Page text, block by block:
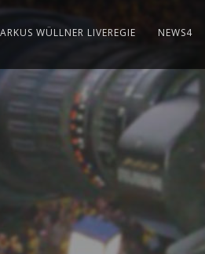
WÜLLNER LIVEREGIE NEWS4